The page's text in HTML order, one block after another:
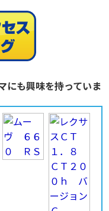
にも興味を持っていま